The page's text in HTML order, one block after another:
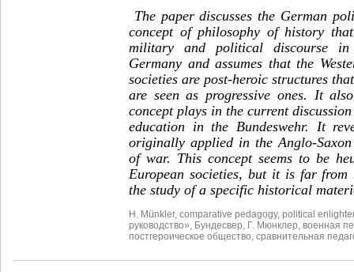
The paper discusses the German
concept of philosophy of history
military and political discourse
Germany and assumes that the
societies are post-heroic structures
are seen as progressive ones. It
concept plays in the current
education in the Bundeswehr. It
originally applied in the Anglo-
of war. This concept seems to be
European societies, but it is far
the study of a specific historical
H. Münkler, comparative pedagogy, political
руководство» Бундесвер Г. Мюнклер военная
постгероическое общество сравнительная